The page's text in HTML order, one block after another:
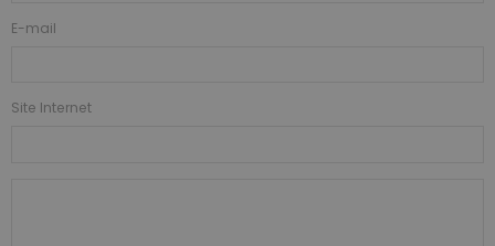
E-mail
Site Internet